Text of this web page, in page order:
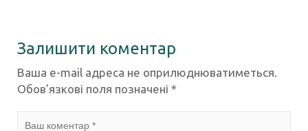
Залишити коментар
Ваша e-mail адреса не оприлюднюватиметься.
Обов’язкові поля позначені *